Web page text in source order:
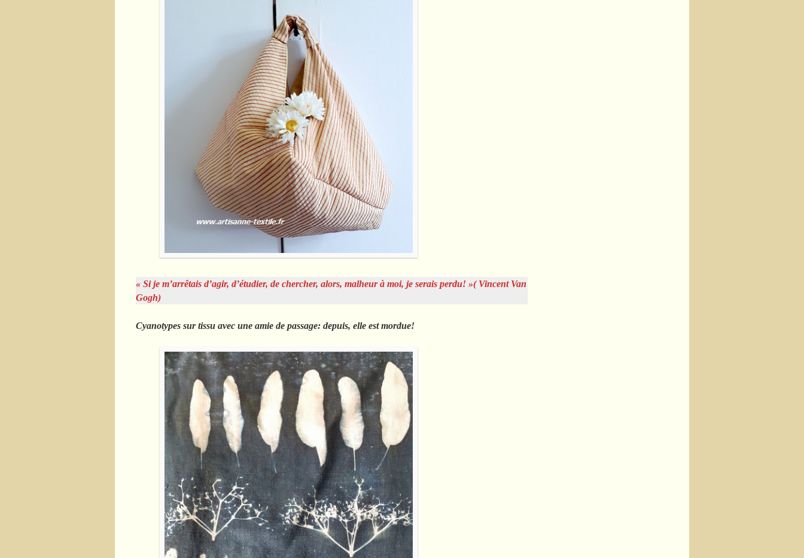
« Si je m’arrêtais d’agir, d’étudier, de chercher, alors, malheur à moi, je serais perdu! »( Vincent Van
Gogh)
Cyanotypes sur tissu avec une amie de passage: depuis, elle est mordue!